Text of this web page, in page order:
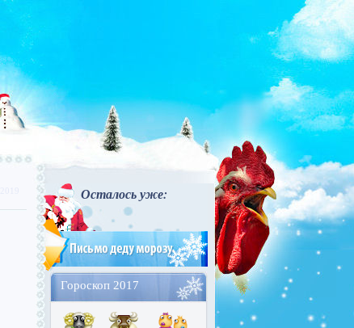
Осталось уже:
Гороскоп 2017